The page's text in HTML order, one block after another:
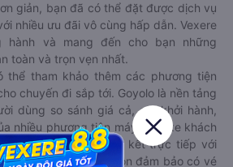
giản, bạn đã có thể đặt được dịch vụ
nhiều ưu đãi vô cùng hấp dẫn. Vexere
hành và mang đến cho bạn những
toàn và trọn vẹn nhất.
thể tham khảo thêm các phương tiện
chuyến đi sắp tới. Goyolo là nền tảng
dùng so sánh giá cả, giờ khởi hành,
nhiều phương tiện máy bay, xe khách
của Goyolo được liên kết trực tiếp với
khách và tàu hoả, luôn đảm bảo có vé